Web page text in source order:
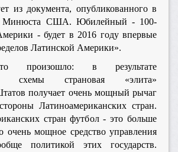
из документа, опубликованного в
Минюста США. Юбилейный - 100-
- будет в 2016 году впервые
Латинской Америки».
произошло: в результате
схемы страновая «элита»
получает очень мощный рычаг
Латиноамериканских стран.
стран футбол - это больше
очень мощное средство управления
политикой этих государств.